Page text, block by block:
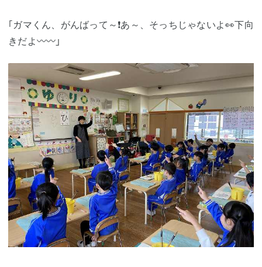
｢ガマくん、がんばって～❗あ～、そっちじゃないよ👀下向
きだよ〰〰｣